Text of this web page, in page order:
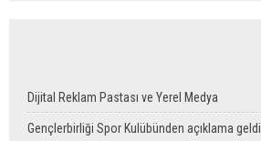
Dijital Reklam Pastası ve Yerel Medya
Gençlerbirliği Spor Kulübünden açıklama geldi